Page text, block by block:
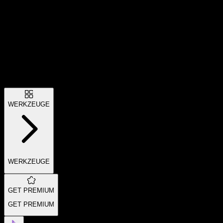
WERKZEUGE
WERKZEUGE
GET PREMIUM
GET PREMIUM